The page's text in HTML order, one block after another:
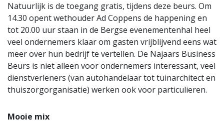
Natuurlijk is de toegang gratis, tijdens deze beurs. Om
14.30 opent wethouder Ad Coppens de happening en
tot 20.00 uur staan in de Bergse evenementenhal heel
veel ondernemers klaar om gasten vrijblijvend eens wat
meer over hun bedrijf te vertellen. De Najaars Business
Beurs is niet alleen voor ondernemers interessant, veel
dienstverleners (van autohandelaar tot tuinarchitect en
thuiszorgorganisatie) werken ook voor particulieren.
Mooie mix